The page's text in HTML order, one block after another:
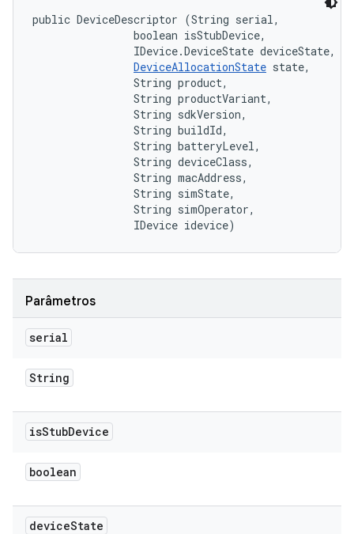
public DeviceDescriptor (String serial,
                boolean isStubDevice,
                IDevice.DeviceState deviceState,
DeviceAllocationState state,
                String product,
                String productVariant,
                String sdkVersion,
                String buildId,
                String batteryLevel,
                String deviceClass,
                String macAddress,
                String simState,
                String simOperator,
                IDevice idevice)
Parâmetros
serial
String
isStubDevice
boolean
deviceState